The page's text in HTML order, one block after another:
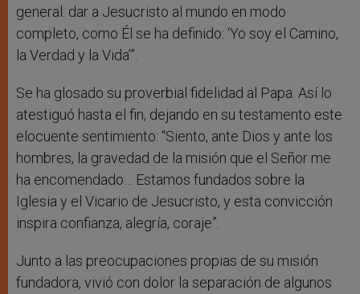
general: dar a Jesucristo al mundo en modo
completo, como Él se ha definido: ‘Yo soy el Camino,
la Verdad y la Vida’”.
Se ha glosado su proverbial fidelidad al Papa. Así lo
atestiguó hasta el fin, dejando en su testamento este
elocuente sentimiento: “Siento, ante Dios y ante los
hombres, la gravedad de la misión que el Señor me
ha encomendado… Estamos fundados sobre la
Iglesia y el Vicario de Jesucristo, y esta convicción
inspira confianza, alegría, coraje”.
Junto a las preocupaciones propias de su misión
fundadora, vivió con dolor la separación de algunos